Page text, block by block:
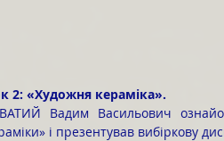
2: «Художня кераміка».
і презентував вибіркову